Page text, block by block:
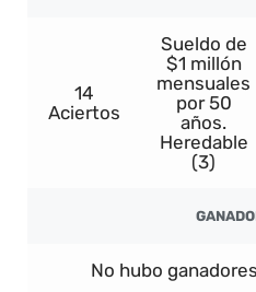
14
Aciertos
Sueldo de
$1 millón
mensuales
por 50
años.
Heredable
(3)
No hubo